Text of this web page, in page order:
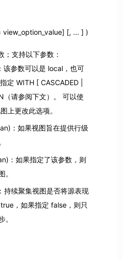
[, ... ] )
；支持以下参数：
参数可以是 local，也可
定 WITH [ CASCADED |
（请参阅下文）。 可以使
上更改此选项。
：如果视图旨在提供行级
：如果指定了该参数，则
。
持续聚集视图是否将源表现
，如果指定 false，则只
。